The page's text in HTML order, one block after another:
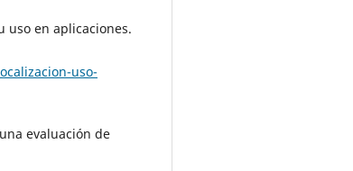
uso en aplicaciones.
uso-
evaluación de